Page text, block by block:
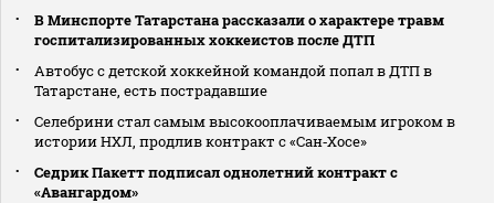
В Минспорте Татарстана рассказали о характере травм
госпитализированных хоккеистов после ДТП
Автобус с детской хоккейной командой попал в ДТП в
Татарстане, есть пострадавшие
Селебрини стал самым высокооплачиваемым игроком в
истории НХЛ, продлив контракт с «Сан‑Хосе»
Седрик Пакетт подписал однолетний контракт с
«Авангардом»